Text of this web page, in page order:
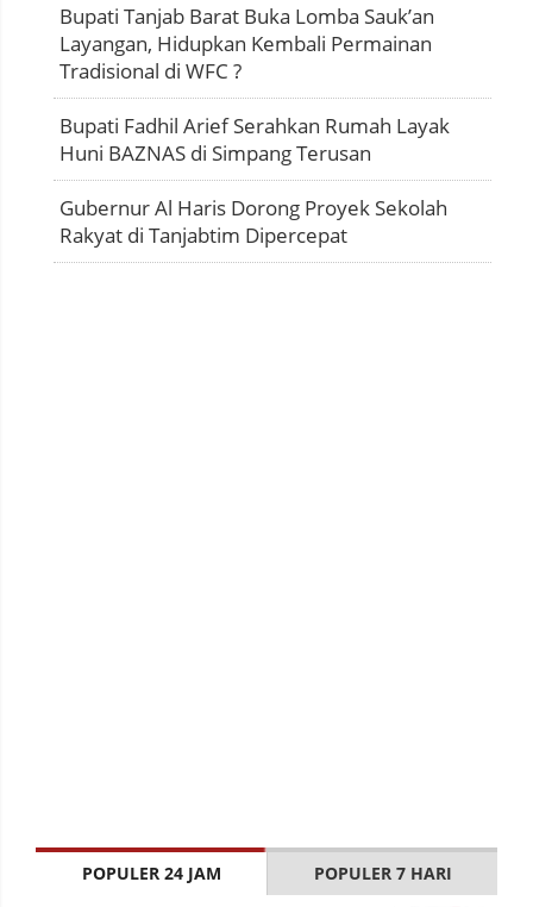
Bupati Tanjab Barat Buka Lomba Sauk’an
Layangan, Hidupkan Kembali Permainan
Tradisional di WFC ?
Bupati Fadhil Arief Serahkan Rumah Layak
Huni BAZNAS di Simpang Terusan
Gubernur Al Haris Dorong Proyek Sekolah
Rakyat di Tanjabtim Dipercepat
POPULER 24 JAM POPULER 7 HARI